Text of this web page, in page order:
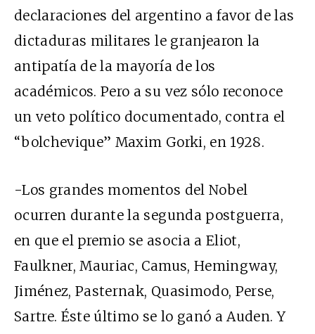
declaraciones del argentino a favor de las
dictaduras militares le granjearon la
antipatía de la mayoría de los
académicos. Pero a su vez sólo reconoce
un veto político documentado, contra el
“bolchevique” Maxim Gorki, en 1928.
-Los grandes momentos del Nobel
ocurren durante la segunda postguerra,
en que el premio se asocia a Eliot,
Faulkner, Mauriac, Camus, Hemingway,
Jiménez, Pasternak, Quasimodo, Perse,
Sartre. Éste último se lo ganó a Auden. Y